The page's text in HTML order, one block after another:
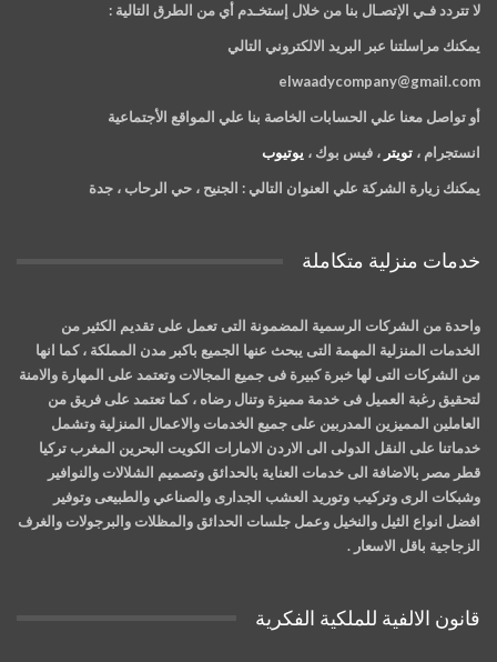
لا تتردد فـي الإتصـال بنا من خلال إستخـدم أي من الطرق التالية :
يمكنك مراسلتنا عبر البريد الالكتروني التالي
elwaadycompany@gmail.com
أو تواصل معنا علي الحسابات الخاصة بنا علي المواقع الأجتماعية
انستجرام ، تويتر ، فيس بوك ، يوتيوب
يمكنك زيارة الشركة علي العنوان التالي : الجنيح ، حي الرحاب ، جدة
خدمات منزلية متكاملة
واحدة من الشركات الرسمية المضمونة التى تعمل على تقديم الكثير من
الخدمات المنزلية المهمة التى يبحث عنها الجميع باكبر مدن المملكة ، كما انها
من الشركات التى لها خبرة كبيرة فى جميع المجالات وتعتمد على المهارة والامنة
لتحقيق رغبة العميل فى خدمة مميزة وتنال رضاه ، كما تعتمد على فريق من
العاملين المميزين المدربين على جميع الخدمات والاعمال المنزلية وتشمل
خدماتنا على النقل الدولى الى الاردن الامارات الكويت البحرين المغرب تركيا
قطر مصر بالاضافة الى خدمات العناية بالحدائق وتصميم الشلالات والنوافير
وشبكات الرى وتركيب وتوريد العشب الجدارى والصناعي والطبيعى وتوفير
افضل انواع الثيل والنخيل وعمل جلسات الحدائق والمظلات والبرجولات والغرف
الزجاجية باقل الاسعار .
قانون الالفية للملكية الفكرية